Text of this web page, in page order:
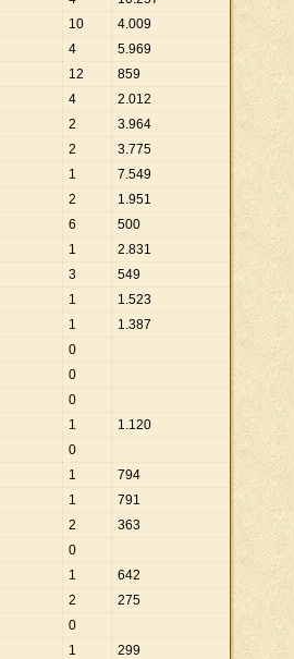
10 4.009
4 5.969
12
859
4 2.012
2 3.964
2 3.775
1 7.549
2 1.951
6
500
1 2.831
3
549
1 1.523
1 1.387
0
0
0
1 1.120
0
1
794
1
791
2
363
0
1
642
2
275
0
1
299